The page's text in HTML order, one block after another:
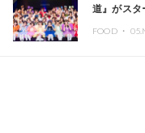
道』がス
FOOD ・